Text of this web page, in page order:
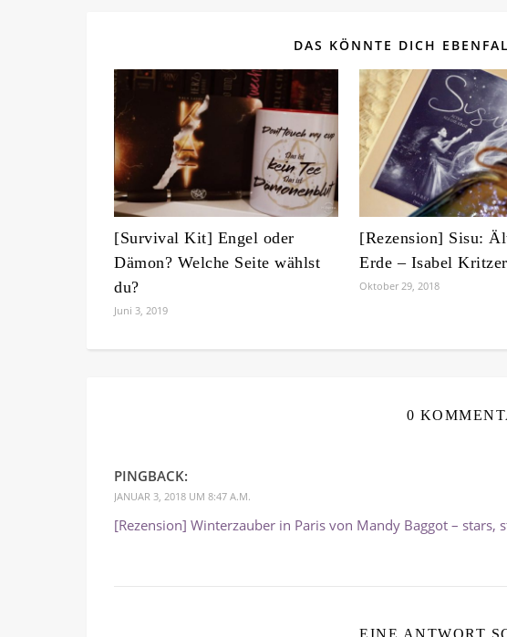
DAS KÖNNTE DICH
[Survival Kit] Engel oder
Dämon? Welche Seite wählst
du?
Juni 3, 2019
[Rezension] Sisu:
Erde – Isabel Kritzer
Oktober 29, 2018
0
PINGBACK:
JANUAR 3, 2018 UM 8:47 A.M.
[Rezension] Winterzauber in Paris von Mandy Baggot – stars,
EINE ANTWORT